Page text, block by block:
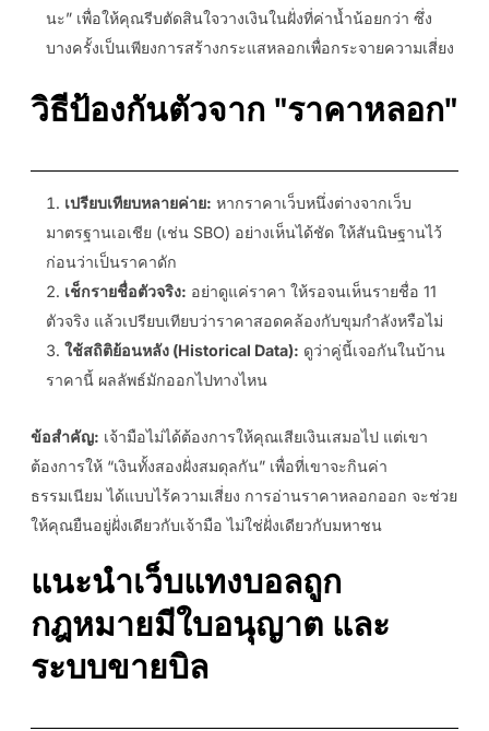
นะ” เพื่อให้คุณรีบตัดสินใจวางเงินในฝั่งที่ค่าน้ำน้อยกว่า ซึ่ง
บางครั้งเป็นเพียงการสร้างกระแสหลอกเพื่อกระจายความเสี่ยง
วิธีป้องกันตัวจาก "ราคาหลอก"
เปรียบเทียบหลายค่าย: หากราคาเว็บหนึ่งต่างจากเว็บ
มาตรฐานเอเชีย (เช่น SBO) อย่างเห็นได้ชัด ให้สันนิษฐานไว้
ก่อนว่าเป็นราคาดัก
เช็กรายชื่อตัวจริง: อย่าดูแค่ราคา ให้รอจนเห็นรายชื่อ 11
ตัวจริง แล้วเปรียบเทียบว่าราคาสอดคล้องกับขุมกำลังหรือไม่
ใช้สถิติย้อนหลัง (Historical Data): ดูว่าคู่นี้เจอกันในบ้าน
ราคานี้ ผลลัพธ์มักออกไปทางไหน
ข้อสำคัญ: เจ้ามือไม่ได้ต้องการให้คุณเสียเงินเสมอไป แต่เขา
ต้องการให้ “เงินทั้งสองฝั่งสมดุลกัน” เพื่อที่เขาจะกินค่า
ธรรมเนียม ได้แบบไร้ความเสี่ยง การอ่านราคาหลอกออก จะช่วย
ให้คุณยืนอยู่ฝั่งเดียวกับเจ้ามือ ไม่ใช่ฝั่งเดียวกับมหาชน
แนะนำเว็บแทงบอลถูก
กฎหมายมีใบอนุญาต และ
ระบบขายบิล